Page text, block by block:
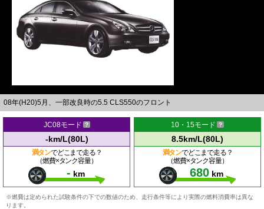
08年(H20)5月、一部改良時の5.5 CLS550のフロント
JC08モード
-km/L(80L)
満タンでどこまで走る？
（燃費×タンク容量）
- km
10・15モード
8.5km/L(80L)
満タンでどこまで走る？
（燃費×タンク容量）
680 km
※燃費は定められた試験条件の下での数値のため、走行条件等により実際の燃料消費率は異な
ります。